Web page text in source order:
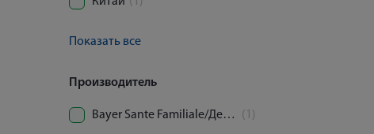
Показать все
Производитель
Bayer Sante Familiale/Делфарм Гайярд (1)